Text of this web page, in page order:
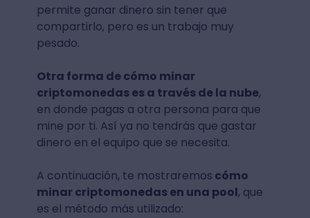
permite ganar dinero sin tener que
compartirlo, pero es un trabajo muy
pesado.
Otra forma de cómo minar
criptomonedas es a través de la nube,
en donde pagas a otra persona para que
mine por ti. Así ya no tendrás que gastar
dinero en el equipo que se necesita.
A continuación, te mostraremos cómo
minar criptomonedas en una pool, que
es el método más utilizado: